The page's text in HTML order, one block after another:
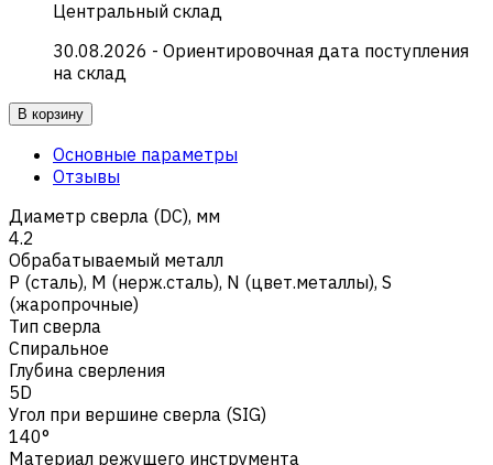
Центральный склад
30.08.2026 - Ориентировочная дата поступления
на склад
В корзину
Основные параметры
Отзывы
Диаметр сверла (DC), мм
4.2
Обрабатываемый металл
Р (сталь), M (нерж.сталь), N (цвет.металлы), S
(жаропрочные)
Тип сверла
Спиральное
Глубина сверления
5D
Угол при вершине сверла (SIG)
140°
Материал режущего инструмента